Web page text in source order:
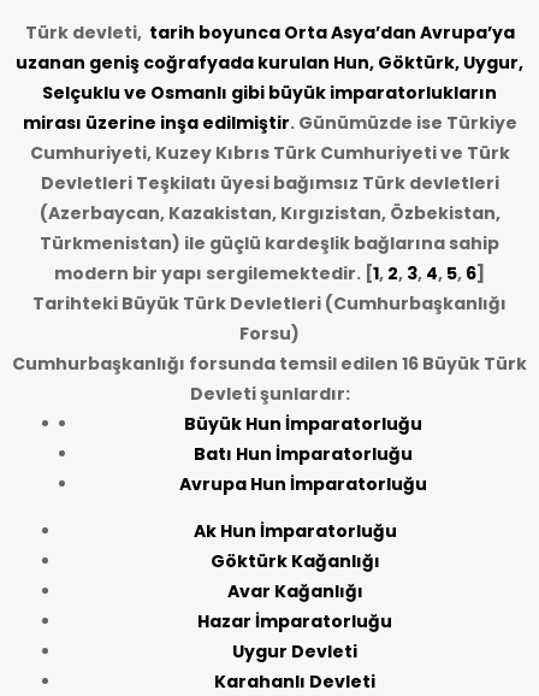
Türk devleti, tarih boyunca Orta Asya’dan Avrupa’ya
uzanan geniş coğrafyada kurulan Hun, Göktürk, Uygur,
Selçuklu ve Osmanlı gibi büyük imparatorlukların
mirası üzerine inşa edilmiştir. Günümüzde ise Türkiye
Cumhuriyeti, Kuzey Kıbrıs Türk Cumhuriyeti ve Türk
Devletleri Teşkilatı üyesi bağımsız Türk devletleri
(Azerbaycan, Kazakistan, Kırgızistan, Özbekistan,
Türkmenistan) ile güçlü kardeşlik bağlarına sahip
modern bir yapı sergilemektedir. [1, 2, 3, 4, 5, 6]
Tarihteki Büyük Türk Devletleri (Cumhurbaşkanlığı
Forsu)
Cumhurbaşkanlığı forsunda temsil edilen 16 Büyük Türk
Devleti şunlardır:
Büyük Hun İmparatorluğu
Batı Hun İmparatorluğu
Avrupa Hun İmparatorluğu
Ak Hun İmparatorluğu
Göktürk Kağanlığı
Avar Kağanlığı
Hazar İmparatorluğu
Uygur Devleti
Karahanlı Devleti